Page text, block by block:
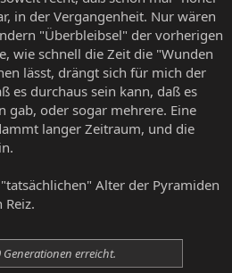
in der Vergangenheit. Nur wären
"Überbleibsel" der vorherigen
wie schnell die Zeit die "Wunden
lässt, drängt sich für mich der
es durchaus sein kann, daß es
gab, oder sogar mehrere. Eine
langer Zeitraum, und die
Alter der Pyramiden
erreicht.